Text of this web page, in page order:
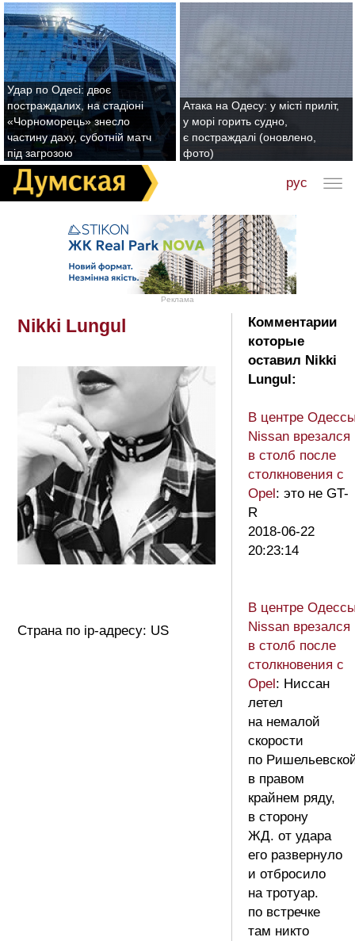
Удар по Одесі: двоє
постраждалих, на стадіоні
«Чорноморець» знесло
частину даху, суботній матч
під загрозою
Атака на Одесу: у місті приліт,
у морі горить судно,
є постраждалі (оновлено,
фото)
рус
Реклама
Nikki Lungul
Страна по ip-адресу: US
Комментарии
которые
оставил Nikki
Lungul:
В центре
Nissan врезался
в столб после
столкновения с
Opel: это не GT-
R
2018-06-22
20:23:14
В центре
Nissan врезался
в столб после
столкновения с
Opel: Ниссан
летел
на немалой
скорости
по
в правом
крайнем ряду,
в сторону
ЖД. от удара
его развернуло
и отбросило
на тротуар.
по встречке
там никто